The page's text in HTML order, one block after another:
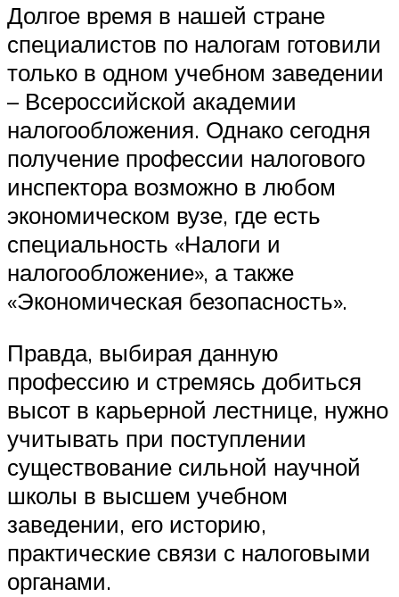
Долгое время в нашей стране
специалистов по налогам готовили
только в одном учебном заведении
– Всероссийской академии
налогообложения. Однако сегодня
получение профессии налогового
инспектора возможно в любом
экономическом вузе, где есть
специальность «Налоги и
налогообложение», а также
«Экономическая безопасность».
Правда, выбирая данную
профессию и стремясь добиться
высот в карьерной лестнице, нужно
учитывать при поступлении
существование сильной научной
школы в высшем учебном
заведении, его историю,
практические связи с налоговыми
органами.